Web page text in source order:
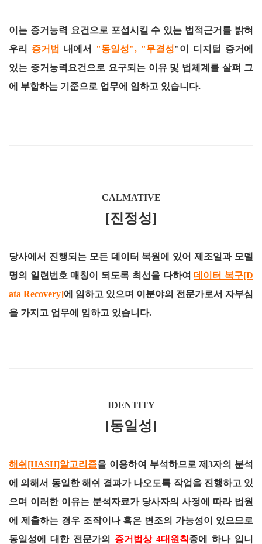
이는 증거능력 요건으로 포섭시킬 수 있는 법적근거를 밝혀
우리 증거법 내에서 "동일성", "무결성"이 디지털 증거에
있는 증거능력요건으로 요구되는 이유 및 법체계를 살펴 그
에 부합하는 기준으로 업무에 임하고 있습니다.
CALMATIVE
[진정성]
당사에서 진행되는 모든 데이터 복원에 있어 제조일과 모델
명의 일련번호 매칭이 되도록 최선을 다하여데이터 복구[D
ata Recovery]에 임하고 있으며 이분야의 전문가로서 자부심
을 가지고 업무에 임하고 있습니다.
IDENTITY
[동일성]
해쉬[HASH]알고리즘을 이용하여 부석하므로 제3자의 분석
에 의해서 동일한 해쉬 결과가 나오도록 작업을 진행하고 있
으며 이러한 이유는 분석자료가 당사자의 사정에 따라 법원
에 제출하는 경우 조작이나 혹은 변조의 가능성이 있으므로
동일성에 대한 전문가의 증거법상 4대원칙중에 하나 입니